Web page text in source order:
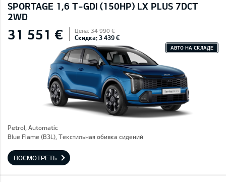
SPORTAGE 1,6 T-GDI (150HP) LX PLUS 7DCT
2WD
31 551 € Цена: 34 990 €
Скидка: 3 439 €
АВТО НА СКЛАДЕ
Petrol, Automatic
Blue Flame (B3L), Текстильная обивка сидений
ПОСМОТРЕТЬ